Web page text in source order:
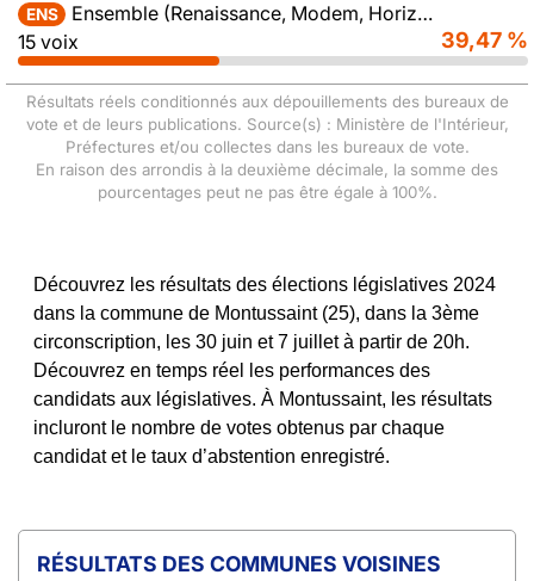
ENS
Ensemble (Renaissance, Modem, Horizons)
15 voix
39,47 %
Résultats réels conditionnés aux dépouillements des bureaux de
vote et de leurs publications. Source(s) : Ministère de l'Intérieur,
Préfectures et/ou collectes dans les bureaux de vote.
En raison des arrondis à la deuxième décimale, la somme des
pourcentages peut ne pas être égale à 100%.
Découvrez les résultats des élections législatives 2024
dans la commune de Montussaint (25), dans la 3ème
circonscription, les 30 juin et 7 juillet à partir de 20h.
Découvrez en temps réel les performances des
candidats aux législatives. À Montussaint, les résultats
incluront le nombre de votes obtenus par chaque
candidat et le taux d’abstention enregistré.
COMMUNES VOISINES